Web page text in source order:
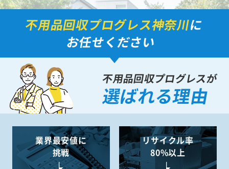
不用品回収プログレス神奈川に
お任せください
不用品回収プログレスが
選ばれる理由
業界最安値に
挑戦
リサイクル率
80%以上